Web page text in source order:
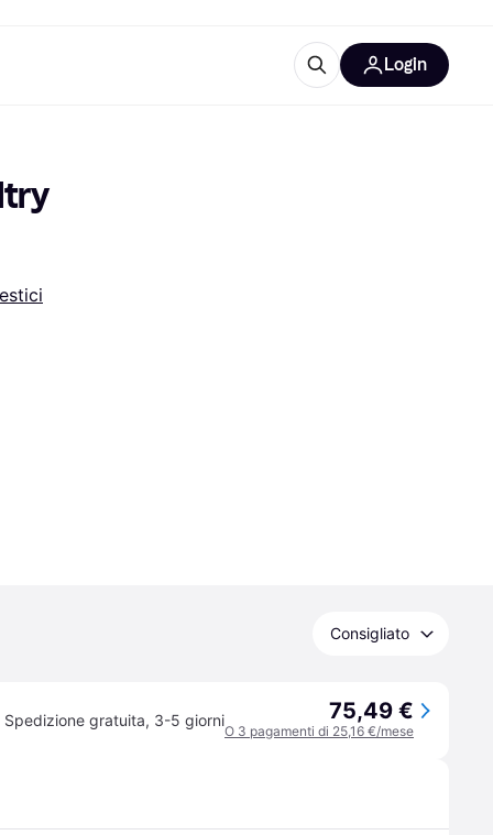
Login
Consigliato
Spedizione gratuita, 3-5 giorni 75,49 €
O 3 pagamenti di 25,16 €/mese